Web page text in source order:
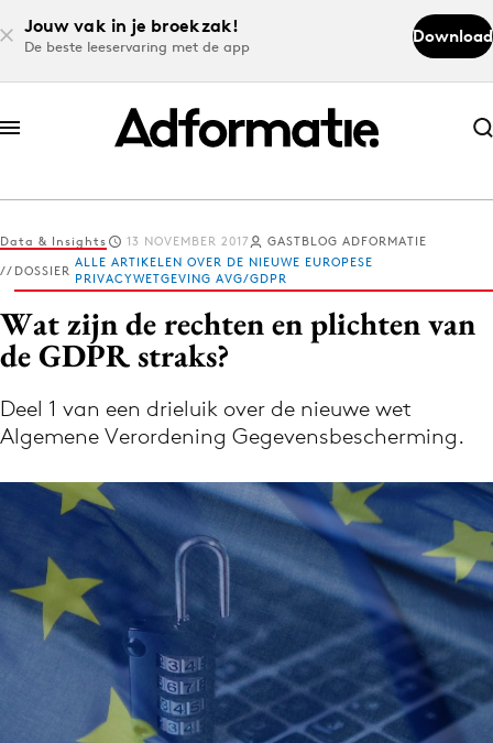
Jouw vak in je broekzak!
De beste leeservaring met de app
Download
Abonneer nu
Abonneer nu
Log in
Download de app
Volg het laatste nieuws via de Adformatie
Nieuws app
Menu
Home
9 sept: GenAI-training
12 nov: MarketingLive!
Data & Insights 13 NOVEMBER 2017
GASTBLOG ADFORMATIE
DOSSIER
ALLE ARTIKELEN OVER DE NIEUWE EUROPESE
PRIVACYWETGEVING AVG/GDPR
Wat zijn de rechten en plichten van
de GDPR straks?
Deel 1 van een drieluik over de nieuwe wet
Algemene Verordening Gegevensbescherming.